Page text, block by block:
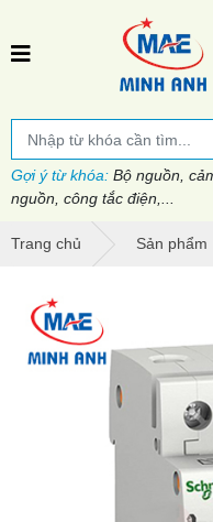
Gợi ý từ khóa: Bộ nguồn,
nguồn, công tắc điện,...
Trang chủ Sản phẩm